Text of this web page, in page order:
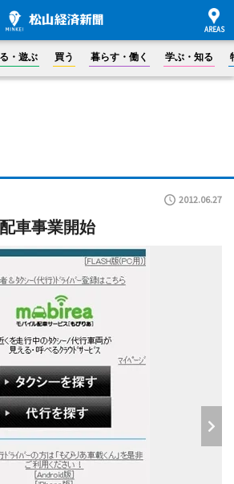
・遊ぶ 買う 暮らす・働く 学ぶ・知る
2012.06.27
車事業開始